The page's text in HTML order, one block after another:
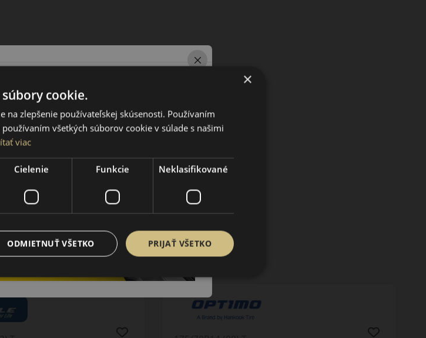
×
cookie.
na zlepšenie používateľskej skúsenosti. Používaním
všetkých súborov cookie v súlade s našimi
viac
Cielenie Funkcie Neklasifikované
PRIJAŤ VŠETKO
ODMIETNUŤ VŠETKO